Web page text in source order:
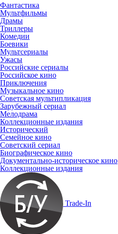
Фантастика
Мультфильмы
Драмы
Триллеры
Комедии
Боевики
Мультсериалы
Ужасы
Российские сериалы
Российское кино
Приключения
Музыкальное кино
Советская мультипликация
Зарубежный сериал
Мелодрама
Коллекционные издания
Исторический
Семейное кино
Советский сериал
Биографическое кино
Документально-историческое кино
Коллекционные издания
Trade-In